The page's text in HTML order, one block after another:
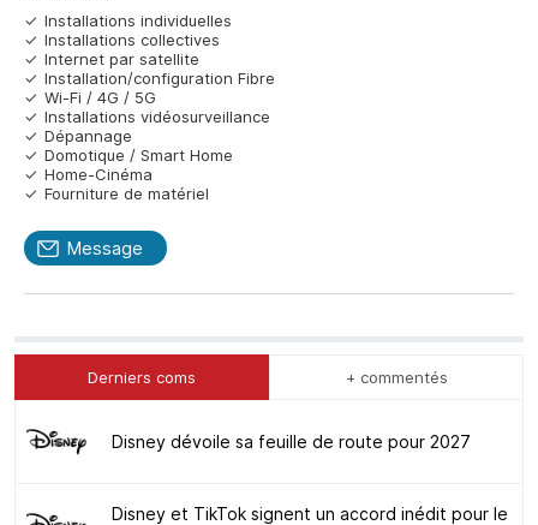
Installations individuelles
Installations collectives
Internet par satellite
Installation/configuration Fibre
Wi-Fi / 4G / 5G
Installations vidéosurveillance
Dépannage
Domotique / Smart Home
Home-Cinéma
Fourniture de matériel
Message
Derniers coms + commentés
Disney dévoile sa feuille de route pour 2027
Disney et TikTok signent un accord inédit pour le